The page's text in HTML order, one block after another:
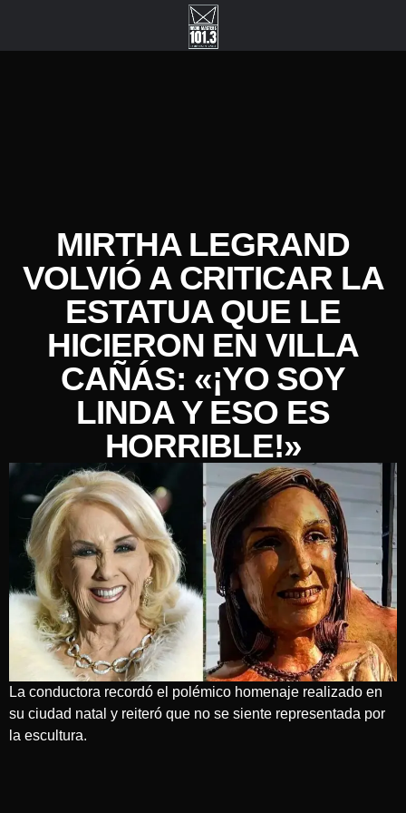
MIRTHA LEGRAND
VOLVIÓ A CRITICAR LA
ESTATUA QUE LE
HICIERON EN VILLA
CAÑÁS: «¡YO SOY
LINDA Y ESO ES
HORRIBLE!»
La conductora recordó el polémico homenaje realizado en
su ciudad natal y reiteró que no se siente representada por
la escultura.